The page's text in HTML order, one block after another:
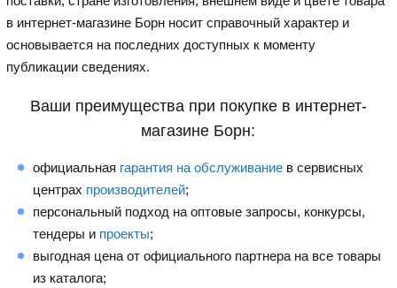
в интернет-магазине Борн носит справочный характер и
основывается на последних доступных к моменту
публикации сведениях.
Ваши преимущества при покупке в интернет-
магазине Борн:
официальная гарантия на обслуживание в сервисных
центрах производителей;
персональный подход на оптовые запросы, конкурсы,
тендеры и проекты;
выгодная цена от официального партнера на все товары
из каталога;